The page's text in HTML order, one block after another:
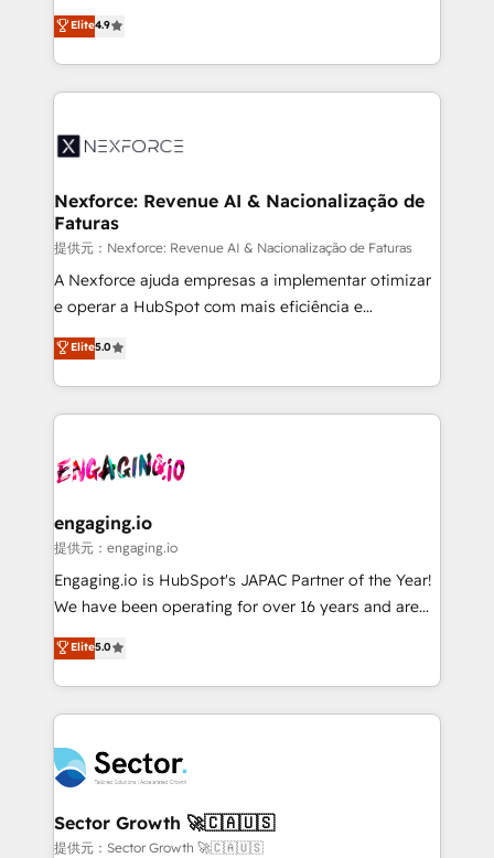
technical know-how and strategic guidance you
need to succeed.
Elite Partner. With 500+ projects across the U.S.,
Brazil, and LATAM, we combine global expertise with
regional experience. Today, we are Brazil’s largest
HubSpot Elite Partner—trusted by companies across
Implementation & Migration Onboarding across all
Station, Freshdesk, Intercom, and more. Custom
objects, automations, and integrations built for
growth. 🚀 AI-Driven GTM Orchestration Unify
HubSpot with LinkedIn, WhatsApp, email, paid
media, and AI voice to drive pipeline. 🤖 AI Custom
prospecting, follow-ups, service triage, and
knowledge retrieval—built in HubSpot. ⚡ Fast-Track
advanced optimization & adoption 📍 São Paulo, BR
• Des Moines, IA • New York, NY
Elite4.9
Nexforce: Revenue AI & Nacionalização de
Faturas
提供元：Nexforce: Revenue AI & Nacionalização de Faturas
A Nexforce ajuda empresas a implementar otimizar
e operar a HubSpot com mais eficiência e
previsibilidade de receita. Combinamos Revenue
Operations (RevOps) e Inteligência Artificial para
estruturar processos integrar sistemas organizar
dados e automatizar operações. O objetivo é
operacional de receita conectando equipes
Também somos distribuidores oficiais da HubSpot
e de mais de 150 softwares globais permitindo
contratar e pagar a HubSpot em reais com nota
fiscal no Brasil e gerar economia de até 50% na
Oferecemos ainda agentes de IA especializados em
HubSpot que automatizam tarefas executam rotinas
empresas em 13 países utilizam a Nexforce. Somos
a maior parceira da HubSpot na América Latina e
líder no ranking global de sucesso do cliente da
HubSpot.
Elite5.0
engaging.io
提供元：engaging.io
Engaging.io is HubSpot's JAPAC Partner of the Year!
We have been operating for over 16 years and are
one of HubSpot's most experienced and technically
capable Agency Partners globally. We specialise in
complex CRM migrations, implementations,
integrations, custom CMS portal development,
businesses. Our teams are based in North America
and APAC. We are HubSpot's top-ranked Advanced
Implementation Certified Partner and we contribute
to their advisory council. We strive to do 'good work
Elite5.0
Sector Growth 🚀🇨🇦🇺🇸
提供元：Sector Growth 🚀🇨🇦🇺🇸